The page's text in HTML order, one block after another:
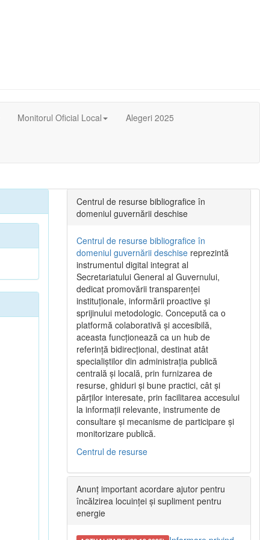
Monitorul Oficial Local Alegeri 2025
Centrul de resurse bibliografice în
domeniul guvernării deschise
Centrul de resurse bibliografice în
domeniul guvernării deschise reprezintă
instrumentul digital integrat al
Secretariatului General al Guvernului,
dedicat promovării transparenței
instituționale, informării proactive și
sprijinului metodologic. Concepută ca o
platformă colaborativă și accesibilă,
aceasta funcționează ca un hub de
referință bidirecțional, destinat atât
specialiștilor din administrația publică
centrală și locală, prin furnizarea de
resurse, ghiduri și bune practici, cât și
părților interesate, prin facilitarea accesului
la informații relevante, instrumente de
consultare și mecanisme de participare și
monitorizare publică.
Centrul de resurse
Anunț important acordare ajutor pentru
încălzirea locuinței și supliment pentru
energie